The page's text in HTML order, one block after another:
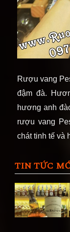
Rượu vang
đậm đà.
hương anh
rượu vang
chát tinh tế và
TIN TỨC